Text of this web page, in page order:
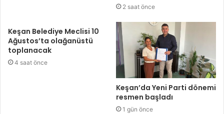
2 saat önce
Keşan Belediye Meclisi 10
Ağustos’ta olağanüstü
toplanacak
4 saat önce
Keşan’da Yeni Parti dönemi
resmen başladı
1 gün önce